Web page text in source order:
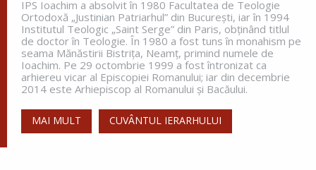
IPS Ioachim a absolvit în 1980 Facultatea de Teologie
Ortodoxă „Justinian Patriarhul” din Bucureşti, iar în 1994
Institutul Teologic „Saint Serge” din Paris, obţinând titlul
de doctor în Teologie. În 1980 a fost tuns în monahism pe
seama Mănăstirii Bistriţa, Neamţ, primind numele de
Ioachim. Pe 29 octombrie 1999 a fost întronizat ca
arhiereu vicar al Episcopiei Romanului; iar din decembrie
2014 este Arhiepiscop al Romanului și Bacăului.
MAI MULT CUVÂNTUL IERARHULUI